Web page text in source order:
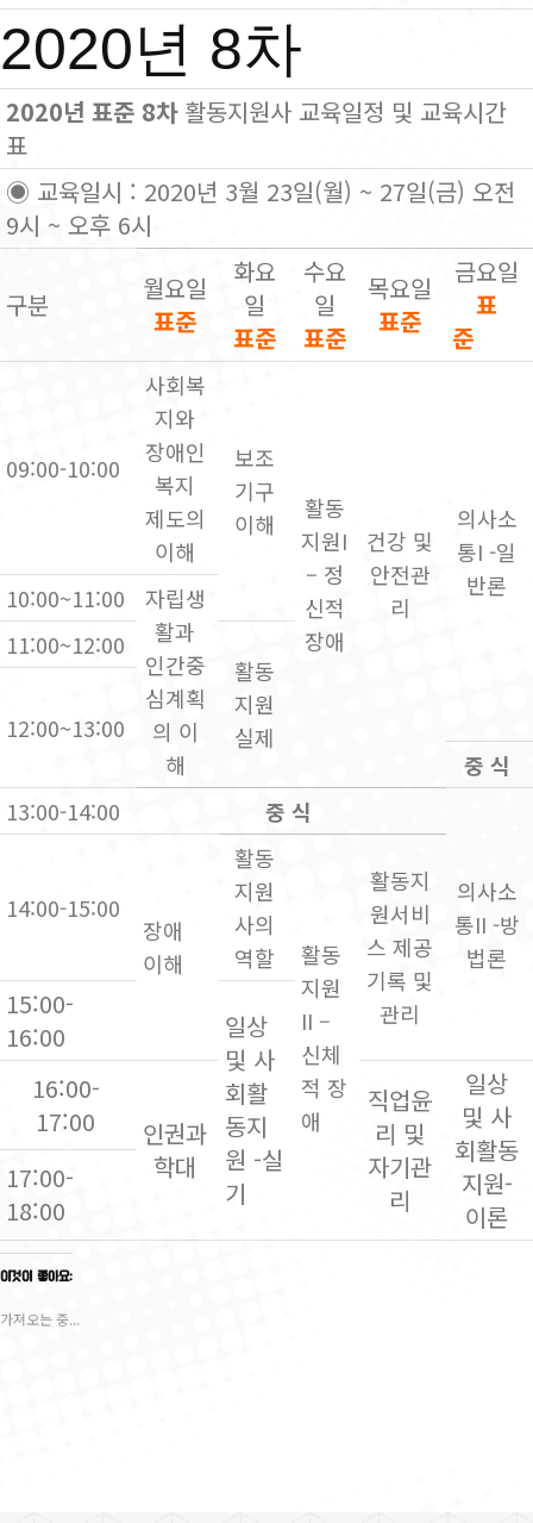
2020년 8차
2020년 표준 8차 활동지원사 교육일정 및 교육시간
표
◉ 교육일시 : 2020년 3월 23일(월) ~ 27일(금) 오전
9시 ~ 오후 6시
구분
월요일
표준
화요
일
표준
수요
일
표준
목요일
표준
금요일
표
준
09:00-10:00
사회복
지와
장애인
복지
제도의
이해
보조
기구
이해
활동
지원I
– 정
신적
장애
건강 및
안전관
리
의사소
통I -일
반론
10:00~11:00
자립생
활과
인간중
심계획
의 이
해
11:00~12:00
활동
지원
실제
12:00~13:00
중 식
13:00-14:00
중 식
의사소
통II -방
법론
14:00-15:00
장애
이해
활동
지원
사의
역할
활동
지원
II –
신체
적 장
애
활동지
원서비
스 제공
기록 및
관리
15:00-
16:00
일상
및 사
회활
동지
원 -실
기
16:00-
17:00
인권과
학대
직업윤
리 및
자기관
리
일상
및 사
회활동
지원-
이론
17:00-
18:00
이것이 좋아요:
가져오는 중...